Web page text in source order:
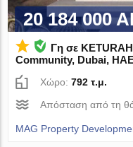
20 184 000
Γη σε
Community, Dubai,
Χώρο:792 τ.μ.
Απόσταση από τη
MAG Property